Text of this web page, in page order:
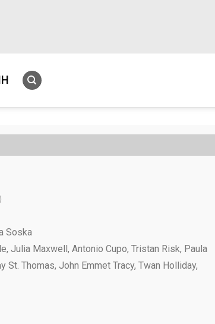
Soska
Julia Maxwell, Antonio Cupo, Tristan Risk, Paula
St. Thomas, John Emmet Tracy, Twan Holliday,